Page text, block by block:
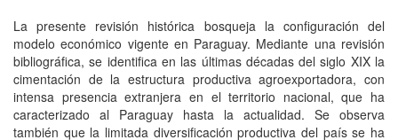
La presente revisión histórica bosqueja la configuración del
modelo económico vigente en Paraguay. Mediante una revisión
bibliográfica, se identifica en las últimas décadas del siglo XIX la
cimentación de la estructura productiva agroexportadora, con
intensa presencia extranjera en el territorio nacional, que ha
caracterizado al Paraguay hasta la actualidad. Se observa
también que la limitada diversificación productiva del país se ha